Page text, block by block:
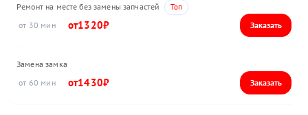
Ремонт на месте без замены запчастей
30
1320
Замена замка
60
1430